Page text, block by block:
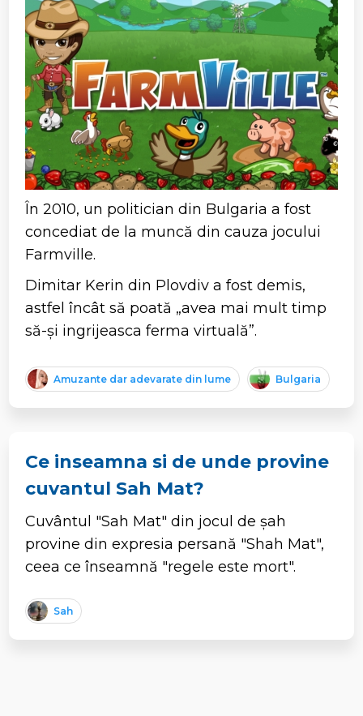
În 2010, un politician din Bulgaria a fost
concediat de la muncă din cauza jocului
Farmville.
Dimitar Kerin din Plovdiv a fost demis,
astfel încât să poată „avea mai mult timp
să-și ingrijeasca ferma virtuală”.
Amuzante dar adevarate din lume Bulgaria
Ce inseamna si de unde provine
cuvantul Sah Mat?
Cuvântul "Sah Mat" din jocul de șah
provine din expresia persană "Shah Mat",
ceea ce înseamnă "regele este mort".
Sah